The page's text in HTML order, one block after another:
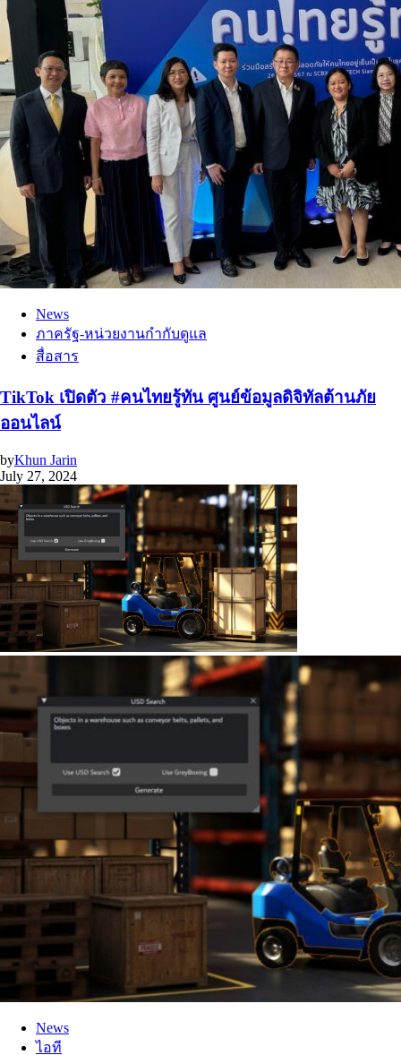
News
ภาครัฐ-หน่วยงานกำกับดูแล
สื่อสาร
TikTok เปิดตัว #คนไทยรู้ทัน ศูนย์ข้อมูลดิจิทัลต้านภัย
ออนไลน์
byKhun Jarin
July 27, 2024
News
ไอที